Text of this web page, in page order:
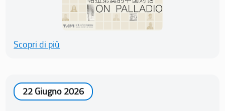
Scopri di più
22 Giugno 2026